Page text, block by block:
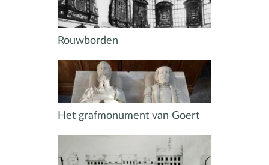
Rouwborden
Het grafmonument van Goert